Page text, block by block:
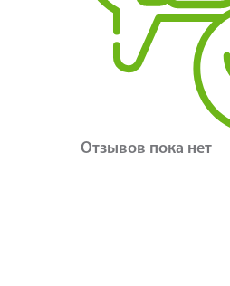
Отзывов пока нет